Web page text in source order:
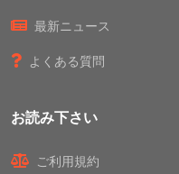
最新ニュース
よくある質問
お読み下さい
ご利用規約